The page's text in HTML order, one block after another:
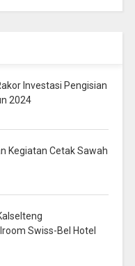
Investasi Pengisian
2024
Kegiatan Cetak Sawah
Swiss-Bel Hotel